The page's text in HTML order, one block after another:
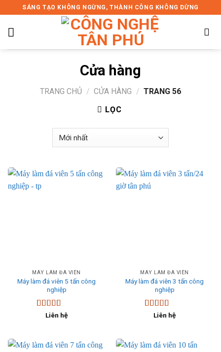
to
content
SÁNG TẠO KHÔNG NGỪNG, THÀNH CÔNG KHÔNG DỪNG
Cửa hàng
TRANG CHỦ / CỬA HÀNG / TRANG 56
LỌC
MÁY LÀM ĐÁ VIÊN
Máy làm đá viên 5 tấn công
nghiệp
Được xếp
Liên hệ
MÁY LÀM ĐÁ VIÊN
Máy làm đá viên 3 tấn công
nghiệp
Được xếp
Liên hệ